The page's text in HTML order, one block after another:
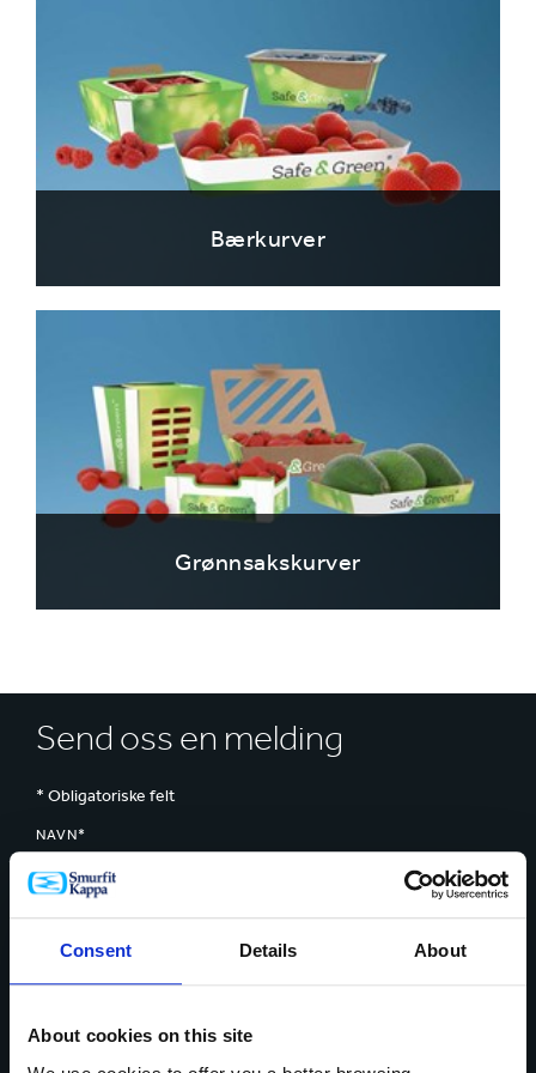
Consent Details About
About cookies on this site
Bærkurver
Grønnsakskurver
Send oss en melding
* Obligatoriske felt
NAVN*
LAND*